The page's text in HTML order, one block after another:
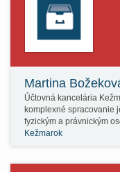
Martina
Účtovná kancelária
komplexné spracovanie
fyzickým a právnickým
Kežmarok